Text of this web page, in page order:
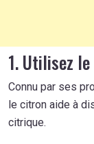
1. Utilisez
Connu par ses
le citron aide à
citrique.